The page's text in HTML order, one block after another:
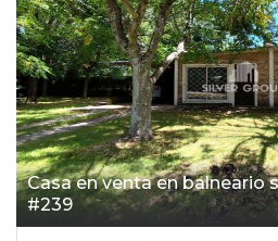
Casa en venta en balneario
#239